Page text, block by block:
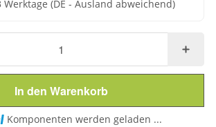
Werktage(DE - Ausland abweichend)
In den Warenkorb
Loading...
Komponenten werden geladen ...